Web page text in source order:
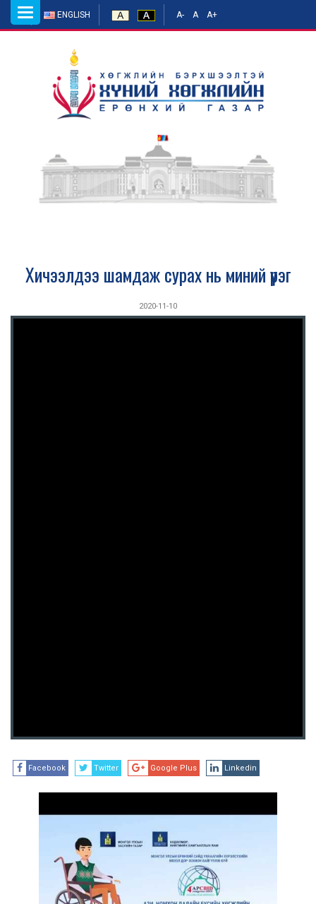
ENGLISH A- A A+
Toggle
navigation
Хичээлдээ шамдаж сурах нь миний үүрэг
2020-11-10
Facebook Twitter Google Plus Linkedin